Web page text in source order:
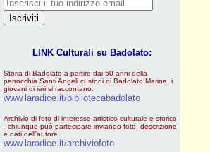
LINK Culturali su Badolato:
Storia di Badolato a partire dai 50 anni della
parrocchia Santi Angeli custodi di Badolato Marina, i
giovani di ieri si raccontano.
www.laradice.it/bibliotecabadolato
Archivio di foto di interesse artistico culturale e storico
- chiunque può partecipare inviando foto, descrizione
e dati dell'autore
www.laradice.it/archiviofoto